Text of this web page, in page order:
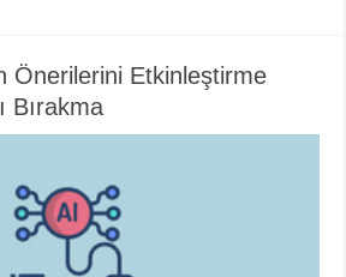
Önerilerini Etkinleştirme
Bırakma